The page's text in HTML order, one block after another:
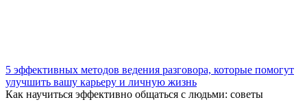
5 эффективных методов ведения разговора, которые помогут
улучшить вашу карьеру и личную жизнь
Как научиться эффективно общаться с людьми: советы